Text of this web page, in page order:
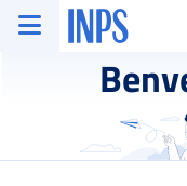
Vai al menu principale
Vai al contenuto principale
Vai al pie' di pagina
INPS ()